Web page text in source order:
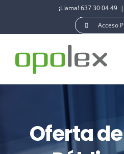
contenido
¡Llama! 637 30 04 49 |
Acceso
Oferta